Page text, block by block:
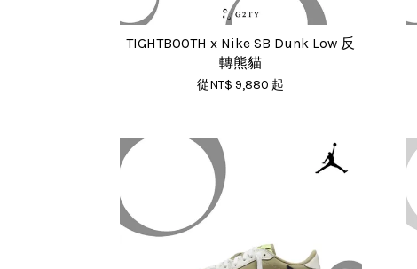
TIGHTBOOTH x Nike SB Dunk Low 反
轉熊貓
從NT$ 9,880 起